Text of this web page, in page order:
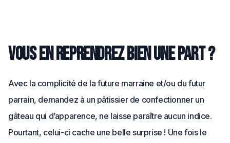
Vous en reprendrez bien une part ?
Avec la complicité de la future marraine et/ou du futur
parrain, demandez à un pâtissier de confectionner un
gâteau qui d’apparence, ne laisse paraître aucun indice.
Pourtant, celui-ci cache une belle surprise ! Une fois le